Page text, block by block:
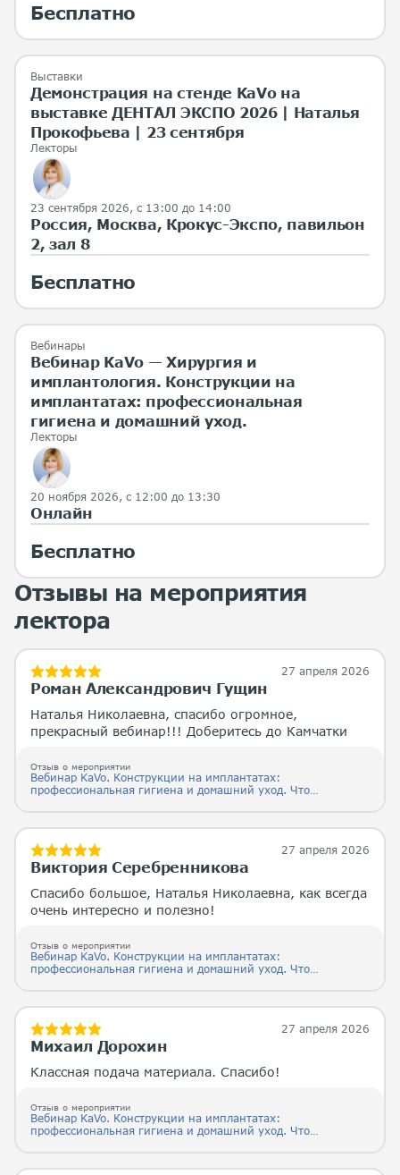
Бесплатно
Выставки
Демонстрация на стенде KaVo на
выставке ДЕНТАЛ ЭКСПО 2026 | Наталья
Прокофьева | 23 сентября
Лекторы
23 сентября 2026, с 13:00 до 14:00
Россия, Москва, Крокус-Экспо, павильон
2, зал 8
Бесплатно
Вебинары
Вебинар KaVo — Хирургия и
имплантология. Конструкции на
имплантатах: профессиональная
гигиена и домашний уход.
Лекторы
20 ноября 2026, с 12:00 до 13:30
Онлайн
Бесплатно
Отзывы на мероприятия
лектора
27 апреля 2026
Роман Александрович Гущин
Наталья Николаевна, спасибо огромное,
прекрасный вебинар!!! Доберитесь до Камчатки
Отзыв о мероприятии
Вебинар KaVo. Конструкции на имплантатах:
профессиональная гигиена и домашний уход. Что
27 апреля 2026
Виктория Серебренникова
Спасибо большое, Наталья Николаевна, как всегда
очень интересно и полезно!
Отзыв о мероприятии
Вебинар KaVo. Конструкции на имплантатах:
профессиональная гигиена и домашний уход. Что
27 апреля 2026
Михаил Дорохин
Классная подача материала. Спасибо!
Отзыв о мероприятии
Вебинар KaVo. Конструкции на имплантатах:
профессиональная гигиена и домашний уход. Что